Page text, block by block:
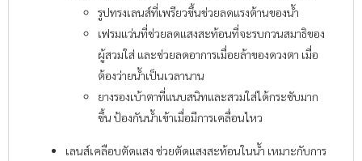
รูปทรงเลนส์ที่เพรียวขึ้นช่วยลดแรงต้านของน้ำ
เฟรมแว่นที่ช่วยลดแสงสะท้อนที่จะรบกวนสมาธิของ
ผู้สวมใส่ และช่วยลดอาการเมื่อยล้าของดวงตา เมื่อ
ต้องว่ายน้ำเป็นเวลานาน
ยางรองเบ้าตาที่แนบสนิทและสวมใส่ได้กระชับมาก
ขึ้น ป้องกันน้ำเข้าเมื่อมีการเคลื่อนไหว
เลนส์เคลือบตัดแสง ช่วยตัดแสงสะท้อนในน้ำ เหมาะกับการ